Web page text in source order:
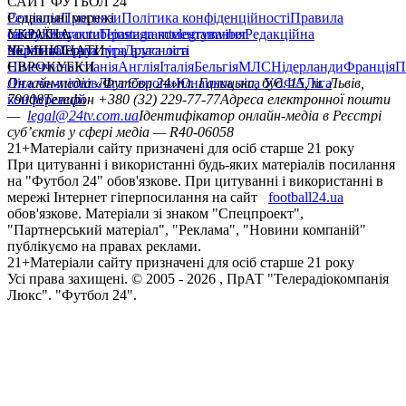
РедакціяПрогнозиПолітика конфіденційностіПравила
сайтуКонтактиПравила коментуванняРедакційна
політикаСтруктура власності
Соціальні мережі
facebookxyoutubeinstagramtelegramviber
УКРАЇНА
УкраїнаПерша лігаДруга ліга
ЧЕМПІОНАТИ
НімеччинаІспаніяАнгліяІталіяБельгіяМЛСНідерландиФранція
ЄВРОКУБКИ
Ліга чемпіонівЛіга ЄвропиЮнацька ліга УЄФАЛіга
конференцій
Онлайн-медіа «Футбол 24»пл. Галицька, буд. 15, м. Львів,
79008Телефон +380 (32) 229-77-77Адреса електронної пошти
— legal@24tv.com.uaІдентифікатор онлайн-медіа в Реєстрі
суб’єктів у сфері медіа — R40-06058
21+Матеріали сайту призначені для осіб старше 21 року
При цитуванні і використанні будь-яких матеріалів посилання
на "Футбол 24" обов'язкове. При цитуванні і використанні в
мережі Інтернет гіперпосилання на сайт
football24.ua
обов'язкове. Матеріали зі знаком "Спецпроект",
"Партнерський матеріал", "Реклама", "Новини компаній"
публікуємо на правах реклами.
21+Матеріали сайту призначені для осіб старше 21 року
Усi права захищенi. © 2005 - 2026 , ПрАТ "Телерадіокомпанія
Люкс". "Футбол 24".